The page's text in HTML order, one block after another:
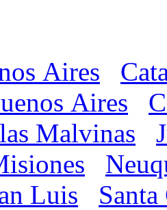
Aires
Aires
Malvinas
Luis